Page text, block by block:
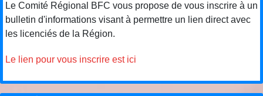
Le Comité Régional BFC vous propose de vous inscrire à un
bulletin d'informations visant à permettre un lien direct avec
les licenciés de la Région.
Le lien pour vous inscrire est ici